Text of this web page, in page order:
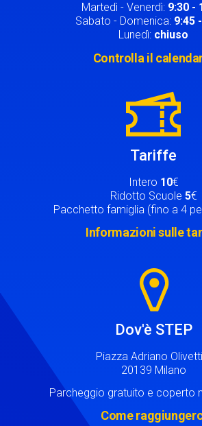
Martedì - Venerdì: 9:30 -
Sabato - Domenica: 9:45
Lunedì: chiuso
Controlla il
Tariffe
Intero 10€
Ridotto Scuole 5€
Pacchetto famiglia (fino a 4
Informazioni sulle
Dov'è STEP
Piazza Adriano
20139 Milano
Parcheggio gratuito e coperto
Come